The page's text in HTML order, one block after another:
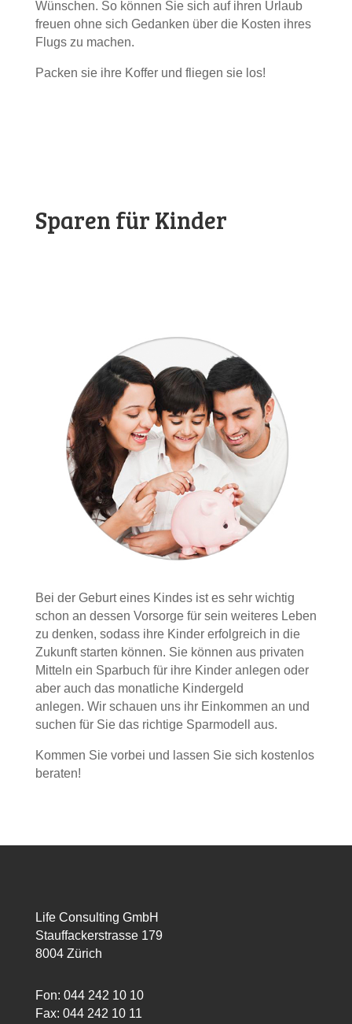
Wünschen. So können Sie sich auf ihren Urlaub
freuen ohne sich Gedanken über die Kosten ihres
Flugs zu machen.
Packen sie ihre Koffer und fliegen sie los!
Sparen für Kinder
Bei der Geburt eines Kindes ist es sehr wichtig
schon an dessen Vorsorge für sein weiteres Leben
zu denken, sodass ihre Kinder erfolgreich in die
Zukunft starten können. Sie können aus privaten
Mitteln ein Sparbuch für ihre Kinder anlegen oder
aber auch das monatliche Kindergeld
anlegen. Wir schauen uns ihr Einkommen an und
suchen für Sie das richtige Sparmodell aus.
Kommen Sie vorbei und lassen Sie sich kostenlos
beraten!
Life Consulting GmbH
Stauffackerstrasse 179
8004 Zürich
Fon: 044 242 10 10
Fax: 044 242 10 11